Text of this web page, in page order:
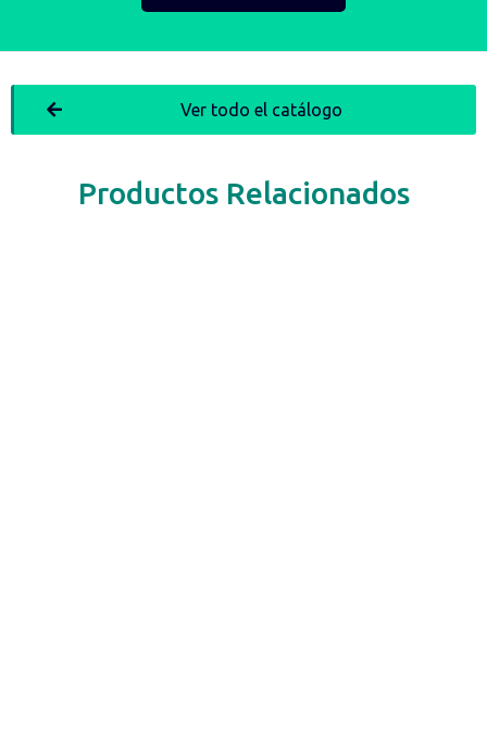
Productos Relacionados
Ver todo el catálogo